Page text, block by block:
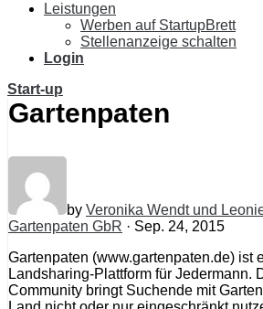
Leistungen
Werben auf StartupBrett
Stellenanzeige schalten
Login
Start-up
Gartenpaten
by Veronika Wendt und
Gartenpaten GbR · Sep. 24, 2015
Gartenpaten (www.gartenpaten.de) ist
Landsharing-Plattform für Jedermann.
Community bringt Suchende mit